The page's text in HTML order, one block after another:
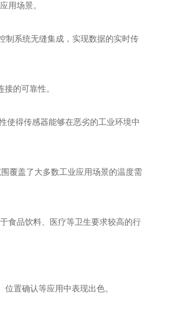
用场景。
制系统无缝集成，实现数据的实时传
的可靠性。
使得传感器能够在恶劣的工业环境中
覆盖了大多数工业应用场景的温度需
食品饮料、医疗等卫生要求较高的行
置确认等应用中表现出色。